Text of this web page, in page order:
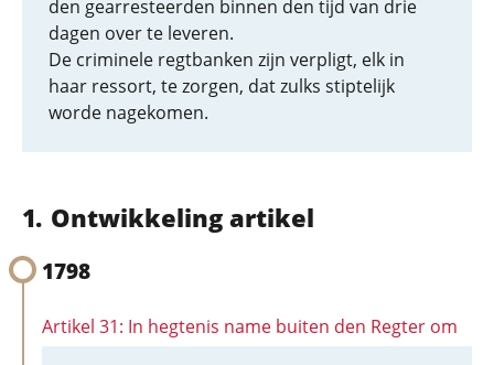
den gearresteerden binnen den tijd van drie
dagen over te leveren.
De criminele regtbanken zijn verpligt, elk in
haar ressort, te zorgen, dat zulks stiptelijk
worde nagekomen.
Ontwikkeling artikel
1798
Artikel 31: In hegtenis name buiten den Regter om